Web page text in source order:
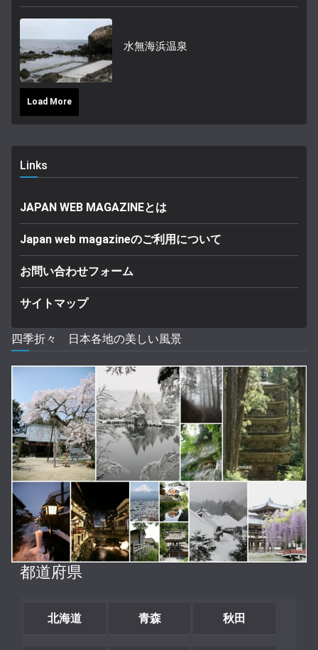
水無海浜温泉
Load More
Links
JAPAN WEB MAGAZINEとは
Japan web magazineのご利用について
お問い合わせフォーム
サイトマップ
四季折々 日本各地の美しい風景
都道府県
北海道 青森 秋田